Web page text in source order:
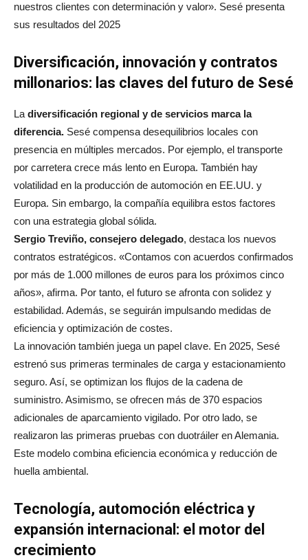
nuestros clientes con determinación y valor». Sesé presenta
sus resultados del 2025
Diversificación, innovación y contratos
millonarios: las claves del futuro de Sesé
La diversificación regional y de servicios marca la
diferencia. Sesé compensa desequilibrios locales con
presencia en múltiples mercados. Por ejemplo, el transporte
por carretera crece más lento en Europa. También hay
volatilidad en la producción de automoción en EE.UU. y
Europa. Sin embargo, la compañía equilibra estos factores
con una estrategia global sólida.
Sergio Treviño, consejero delegado, destaca los nuevos
contratos estratégicos. «Contamos con acuerdos confirmados
por más de 1.000 millones de euros para los próximos cinco
años», afirma. Por tanto, el futuro se afronta con solidez y
estabilidad. Además, se seguirán impulsando medidas de
eficiencia y optimización de costes.
La innovación también juega un papel clave. En 2025, Sesé
estrenó sus primeras terminales de carga y estacionamiento
seguro. Así, se optimizan los flujos de la cadena de
suministro. Asimismo, se ofrecen más de 370 espacios
adicionales de aparcamiento vigilado. Por otro lado, se
realizaron las primeras pruebas con duotráiler en Alemania.
Este modelo combina eficiencia económica y reducción de
huella ambiental.
Tecnología, automoción eléctrica y
expansión internacional: el motor del
crecimiento